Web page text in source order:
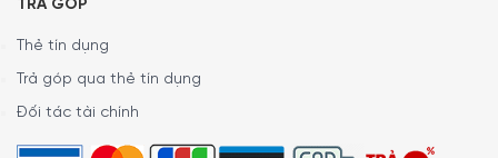
TRẢ GÓP
Thẻ tín dụng
Trả góp qua thẻ tín dụng
Đối tác tài chính